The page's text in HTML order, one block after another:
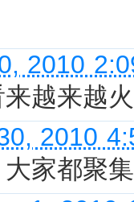
2010
越来越
2010
家都聚